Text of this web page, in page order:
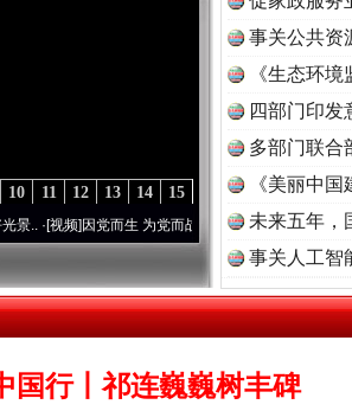
15
14
13
12
11
10
因党而生 为党而战——百年“纪”事⑧加强纪律..·[视频]
事关公共资
《生态环
读
四部门印发
多部门联合
《美丽中
未来五年，
事关人工智
国行丨祁连巍巍树丰碑